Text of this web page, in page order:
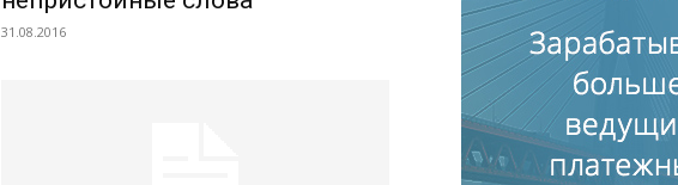
31.08.2016